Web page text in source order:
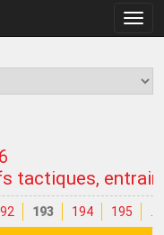
la
tactiques,
193 194 195